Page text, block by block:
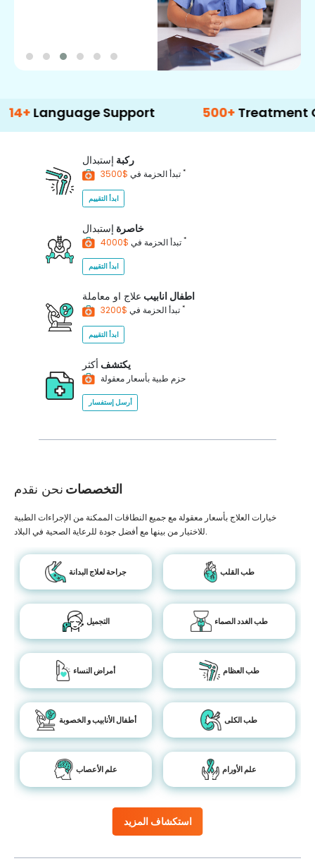
Support 500+ Treatment Options
ركبة إستبدال
تبدأ الحزمة في *
ابدأ التقييم
خاصرة إستبدال
تبدأ الحزمة في *
ابدأ التقييم
اطفال انابيب علاج او معاملة
تبدأ الحزمة في *
ابدأ التقييم
يكتشف أكثر
حزم طبية بأسعار معقولة
أرسل إستفسار
التخصصات نحن نقدم
استكشاف المزيد
خيارات العلاج بأسعار معقولة مع جميع النطاقات الممكنة من الإجراءات الطبية
للاختيار من بينها مع أفضل جودة للرعاية الصحية في البلاد.
جراحة لعلاج البدانة طب القلب
التجميل طب الغدد الصماء
أمراض النساء طب العظام
أطفال الأنابيب و الخصوبة طب الكلى
علم الأعصاب علم الأورام